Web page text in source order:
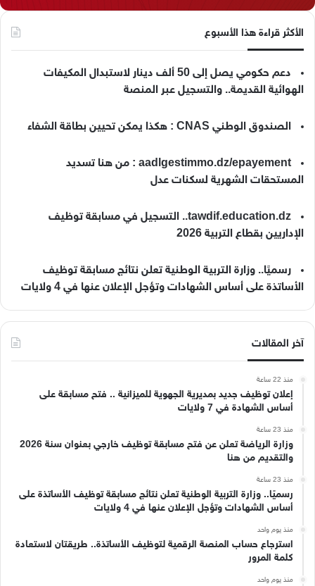
الأكثر قراءة هذا الأسبوع
دعم حكومي يصل إلى 50 ألف دينار لاستبدال المكيفات
الهوائية القديمة.. والتسجيل عبر المنصة
الصندوق الوطني CNAS : هكذا يمكن تحيين بطاقة الشفاء
aadlgestimmo.dz/epayement : من هنا تسديد
المستحقات الشهرية لسكنات عدل
tawdif.education.dz.. التسجيل في مسابقة توظيف
الإداريين بقطاع التربية 2026
رسميًا.. وزارة التربية الوطنية تعلن نتائج مسابقة توظيف
الأساتذة على أساس الشهادات وتؤجل الإعلان عنها في 4 ولايات
آخر المقالات
منذ 22 ساعة
إعلان توظيف جديد بمديرية الجهوية للميزانية .. فتح مسابقة على
أساس الشهادة في 7 ولايات
منذ 23 ساعة
وزارة الرياضة تعلن عن فتح مسابقة توظيف خارجي بعنوان سنة 2026
والتقديم من هنا
منذ 23 ساعة
رسميًا.. وزارة التربية الوطنية تعلن نتائج مسابقة توظيف الأساتذة على
أساس الشهادات وتؤجل الإعلان عنها في 4 ولايات
منذ يوم واحد
استرجاع حساب المنصة الرقمية لتوظيف الأساتذة.. طريقتان لاستعادة
كلمة المرور
منذ يوم واحد